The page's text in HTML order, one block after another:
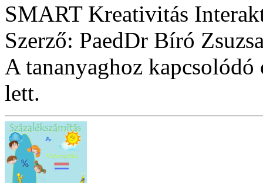
SMART Kreativitás
Szerző: PaedDr Bíró
A tananyaghoz
lett.